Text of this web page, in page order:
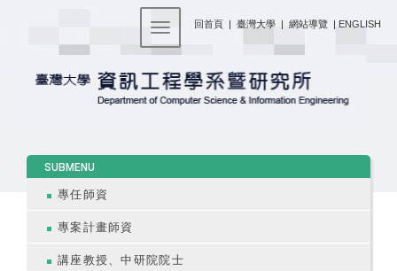
回首頁 | 臺灣大學 | 網站導覽 | ENGLISH
Toggle navigation
SUBMENU
專任師資
專案計畫師資
講座教授、中研院院士